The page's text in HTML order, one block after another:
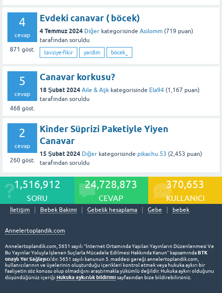
4
cevap
871 göst.
Evdeki canavar ( böcek)
4 Temmuz 2024 Diğer kategorisinde Asilomm (719 puan)
tarafından soruldu
tavsiye-fikir yardim böcek_
5
cevap
468 göst.
Canavar korkusu?
18 Şubat 2024 Aile & Aşk kategorisinde Ela94 (1,167 puan)
tarafından soruldu
2
cevap
260göst.
Kinder Süprizi Paketiyle Yiyen
Canavar
15 Şubat 2024 Diğer kategorisinde pikachu.53 (2,453 puan)
tarafından soruldu
1,516,912
SORU
24,728,873
CEVAP
370,653
KULLANICI
İletişim Bebek Bakımı Gebelik hesaplama Gebe bebek
Annelertoplandik.com
Annelertoplandik.com, 5651 sayılı “İnternet Ortamında Yapılan Yayınların Düzenlenmesi Ve
Bu Yayınlar Yoluyla İşlenen Suçlarla Mücadele Edilmesi Hakkında Kanun” kapsamındaBTK
onaylı Yer Sağlayıcı'dır. 5651 sayılı kanunun 5. maddesi gereği annelertoplandik.com,
kullanıcılarının ve üyelerinin oluşturduğu içerikleri kontrol etmek veya hukuka aykırı bir
faaliyetin söz konusu olup olmadığını araştırmakla yükümlü değildir. Hukuka aykırı olduğunu
düşündüğünüz içeriği Hukuka aykırılık bildirimisayfasından bize bildirebilirsiniz.